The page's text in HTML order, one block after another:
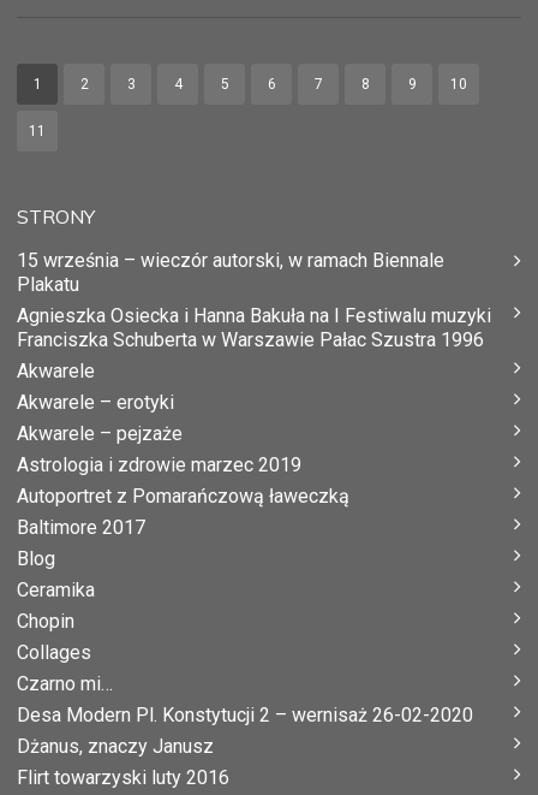
1 2 3 4 5 6 7 8 9 10
11
STRONY
15 września – wieczór autorski, w ramach Biennale
Plakatu
Agnieszka Osiecka i Hanna Bakuła na I Festiwalu muzyki
Franciszka Schuberta w Warszawie Pałac Szustra 1996
Akwarele
Akwarele – erotyki
Akwarele – pejzaże
Astrologia i zdrowie marzec 2019
Autoportret z Pomarańczową ławeczką
Baltimore 2017
Blog
Ceramika
Chopin
Collages
Czarno mi…
Desa Modern Pl. Konstytucji 2 – wernisaż 26-02-2020
Dżanus, znaczy Janusz
Flirt towarzyski luty 2016